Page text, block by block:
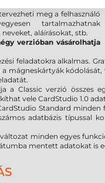
meg a felhasználó
tartalmazhatnak
aláírásokat, stb.
verzióban vásárolhatja
feladatokra alkalmas.
mágneskártyák
a Classic verzió összes
vele CardStudio 1.0
Standard
adatbázis típussal
minden egyes
mentett adatokat is